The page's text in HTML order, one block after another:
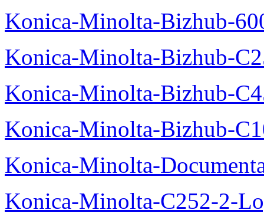
Konica-Minolta-Bizhub-
Konica-Minolta-Bizhub-
Konica-Minolta-Bizhub-
Konica-Minolta-Bizhub-
Konica-Minolta-
Konica-Minolta-C252-2-